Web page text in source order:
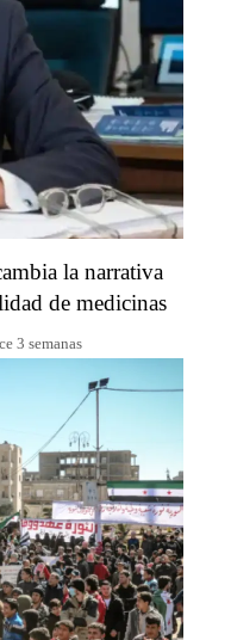
la narrativa
de medicinas
3 semanas